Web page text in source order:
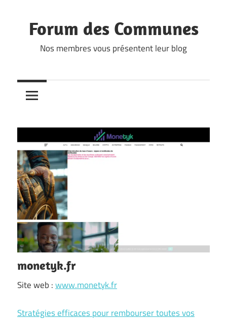
content
Forum des Communes
Nos membres vous présentent leur blog
monetyk.fr
Site web :www.monetyk.fr
Stratégies efficaces pour rembourser toutes vos